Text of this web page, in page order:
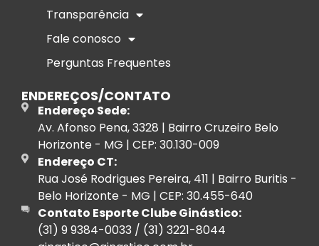
Transparência
Fale conosco
Perguntas Frequentes
ENDEREÇOS/CONTATO
Endereço Sede:
Av. Afonso Pena, 3328 | Bairro Cruzeiro Belo
Horizonte - MG | CEP: 30.130-009
Endereço CT:
Rua José Rodrigues Pereira, 411 | Bairro Buritis -
Belo Horizonte - MG | CEP: 30.455-640
Contato Esporte Clube Ginástico:
(31) 9 9384-0033 / (31) 3221-8044